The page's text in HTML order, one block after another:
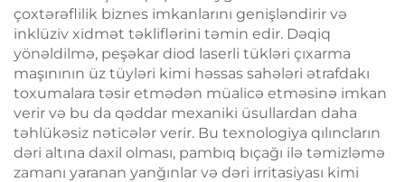
çoxtərəflilik biznes imkanlarını genişləndirir və
inklüziv xidmət təkliflərini təmin edir. Dəqiq
yönəldilmə, peşəkar diod laserli tükləri çıxarma
maşınının üz tüyləri kimi həssas sahələri ətrafdakı
toxumalara təsir etmədən müalicə etməsinə imkan
verir və bu da qəddar mexaniki üsullardan daha
təhlükəsiz nəticələr verir. Bu texnologiya qılıncların
dəri altına daxil olması, pambıq bıçağı ilə təmizləmə
zamanı yaranan yanğınlar və dəri irritasiyası kimi